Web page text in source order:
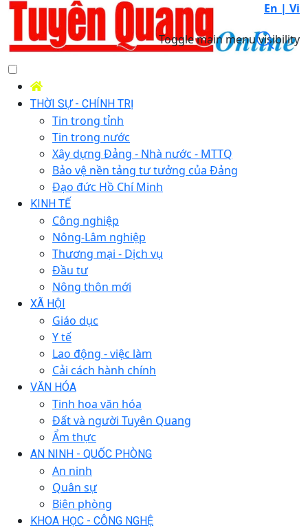
En | Vi
Toggle main menu visibility
THỜI SỰ - CHÍNH TRỊ
Tin trong tỉnh
Tin trong nước
Xây dựng Đảng - Nhà nước - MTTQ
Bảo vệ nền tảng tư tưởng của Đảng
Đạo đức Hồ Chí Minh
KINH TẾ
Công nghiệp
Nông-Lâm nghiệp
Thương mại - Dịch vụ
Đầu tư
Nông thôn mới
XÃ HỘI
Giáo dục
Y tế
Lao động - việc làm
Cải cách hành chính
VĂN HÓA
Tinh hoa văn hóa
Đất và người Tuyên Quang
Ẩm thực
AN NINH - QUỐC PHÒNG
An ninh
Quân sự
Biên phòng
KHOA HỌC - CÔNG NGHỆ